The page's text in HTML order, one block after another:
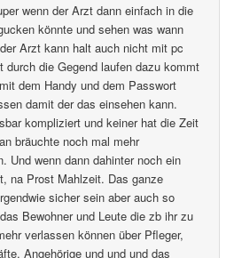
wenn der Arzt dann einfach in die
könnte und sehen was wann
Arzt kann halt auch nicht mit pc
durch die Gegend laufen dazu kommt
dem Handy und dem Passwort
damit der das einsehen kann.
kompliziert und keiner hat die Zeit
bräuchte noch mal mehr
Und wenn dann dahinter noch ein
na Prost Mahlzeit. Das ganze
sicher sein aber auch so
Bewohner und Leute die zb ihr zu
verlassen können über Pfleger,
Angehörige und und und das